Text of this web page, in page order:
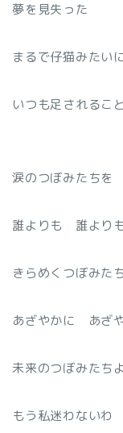
夢を見失った
まるで仔猫みたい
いつも足されるこ
涙のつぼみたちを
誰よりも 誰より
きらめくつぼみた
あざやかに あざ
未来のつぼみたち
もう私迷わない